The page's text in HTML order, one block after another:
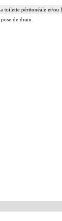
péritonéale et/ou
de drain.